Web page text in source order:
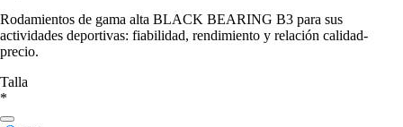
Rodamientos de gama alta BLACK BEARING B3 para sus
actividades deportivas: fiabilidad, rendimiento y relación calidad-
precio.
Talla
*